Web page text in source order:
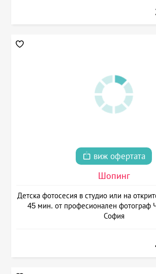
виж офертата
Шопинг
Детска фотосесия в студио или на
45 мин. от професионален фотограф
София